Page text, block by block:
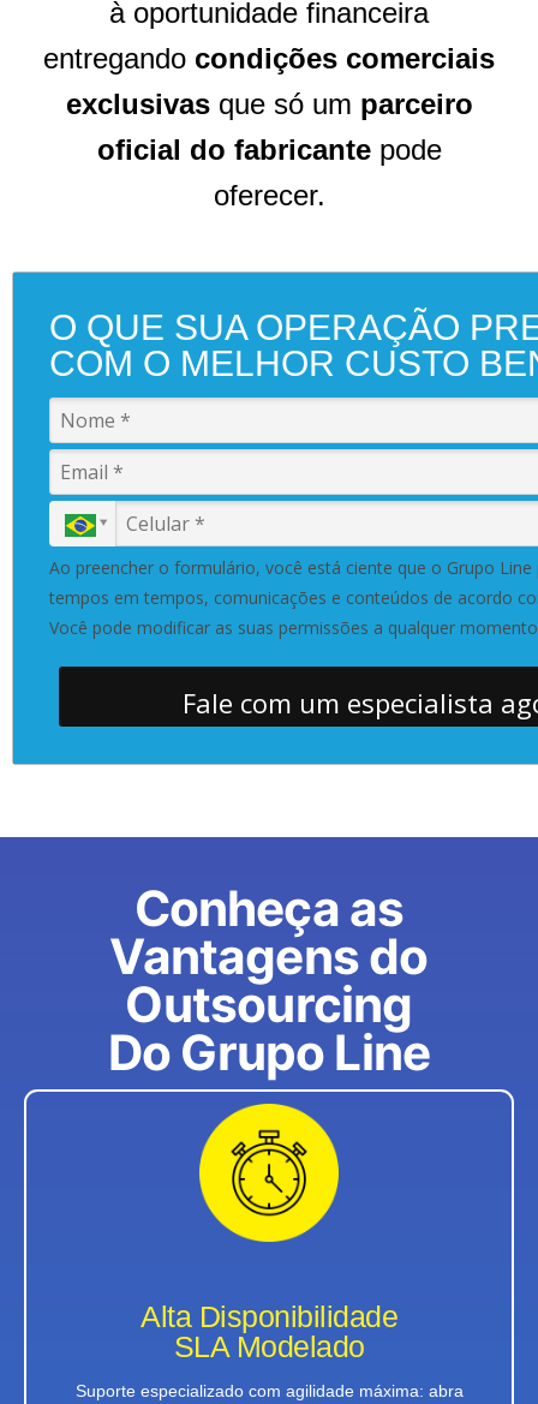
à oportunidade financeira
entregando condições comerciais
exclusivasque só um parceiro
oficial do fabricantepode
oferecer.
O QUE SUA OPERAÇÃO
COM O MELHOR CUSTO
Ao preencher o formulário, você está ciente que o Grupo Line
tempos em tempos, comunicações e conteúdos de acordo
Você pode modificar as suas permissões a qualquer
Fale com um especialista
Conheça as
Vantagens do
Outsourcing
Do Grupo Line
Alta Disponibilidade
SLA Modelado
Suporte especializado com agilidade máxima: abra